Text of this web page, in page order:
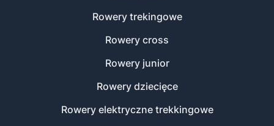
Rowery trekingowe
Rowery cross
Rowery junior
Rowery dziecięce
Rowery elektryczne trekkingowe